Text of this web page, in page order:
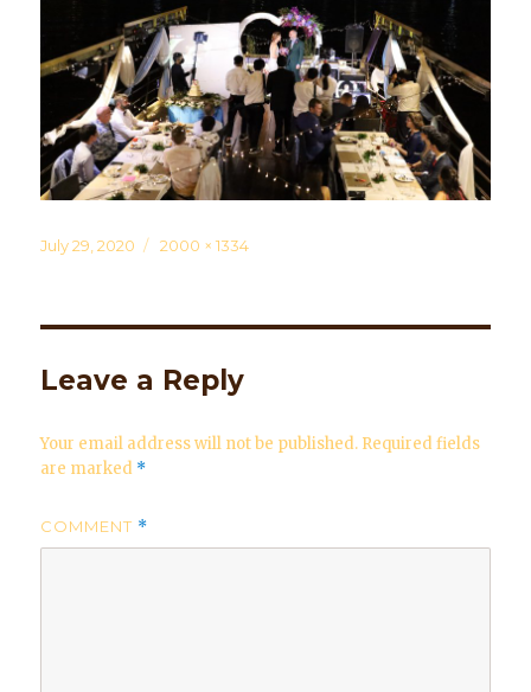
Posted
July 29, 2020
Full
2000 × 1334
Leave a Reply
Your email address will not be published. Required fields
are marked *
COMMENT *